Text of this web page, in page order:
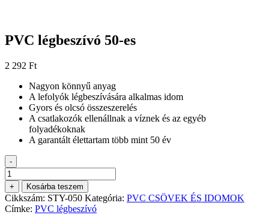
PVC légbeszívó 50-es
2 292 Ft
Nagyon könnyű anyag
A lefolyók légbeszívására alkalmas idom
Gyors és olcsó összeszerelés
A csatlakozók ellenállnak a víznek és az egyéb
folyadékoknak
A garantált élettartam több mint 50 év
-
PVC
légbeszívó
50-
es
mennyiség
+ Kosárba teszem
Cikkszám: STY-050 Kategória: PVC CSÖVEK ÉS IDOMOK
Címke: PVC légbeszívó